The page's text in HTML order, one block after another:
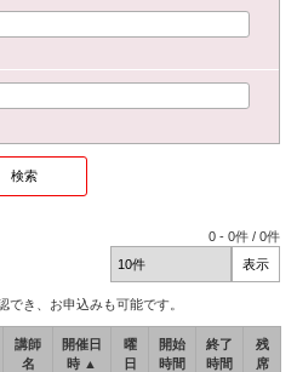
0 -0件 /0件
でき、お申込みも可能です。
講師
名
開催日
時 ▲
曜
日
開始
時間
終了
時間
残
席